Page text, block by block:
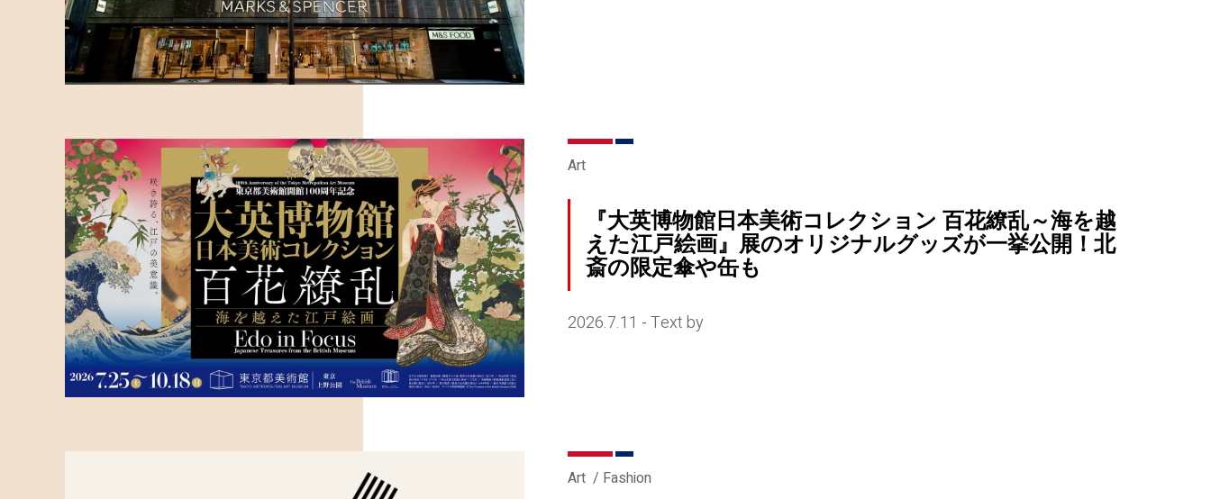
Art
『大英博物館日本美術コレクション 百花繚乱～海を越
えた江戸絵画』展のオリジナルグッズが一挙公開！北
斎の限定傘や缶も
2026.7.11 - Text by
Art Fashion